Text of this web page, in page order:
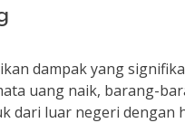
dampak yang
uang naik, barang-
luar negeri dengan